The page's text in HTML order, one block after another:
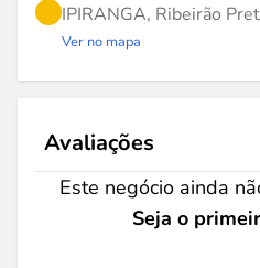
IPIRANGA, Ribeirão
Ver no mapa
Avaliações
Este negócio ainda
Seja o